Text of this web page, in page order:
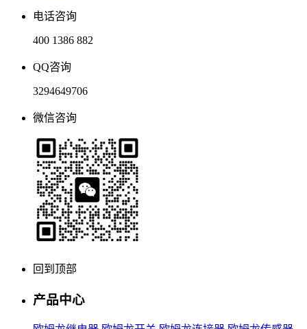
电话咨询
400 1386 882
QQ咨询
3294649706
微信咨询
回到顶部
产品中心